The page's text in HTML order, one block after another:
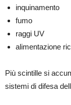
inquinamento
fumo
raggi UV
alimentazione
Più scintille si
sistemi di difesa